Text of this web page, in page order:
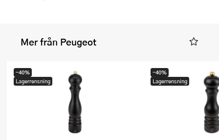
Mer från Peugeot
-40%
Lagerrensning
-40%
Lagerrensning